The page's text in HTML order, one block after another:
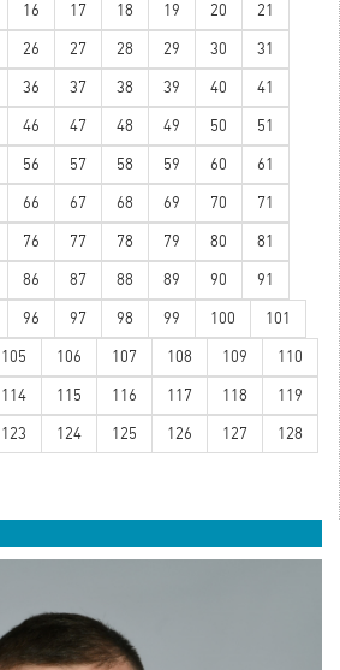
16 17 18 19 20 21
26 27 28 29 30 31
36 37 38 39 40 41
46 47 48 49 50 51
56 57 58 59 60 61
66 67 68 69 70 71
76 77 78 79 80 81
86 87 88 89 90 91
96 97 98 99 100 101
105 106 107 108 109 110
114 115 116 117 118 119
123 124 125 126 127 128